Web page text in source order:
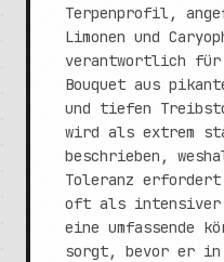
Terpenprofil,
Limonen und
verantwortlich
Bouquet aus
und tiefen
wird als extrem
beschrieben,
Toleranz
oft als intensiver
eine umfassende
sorgt, bevor er